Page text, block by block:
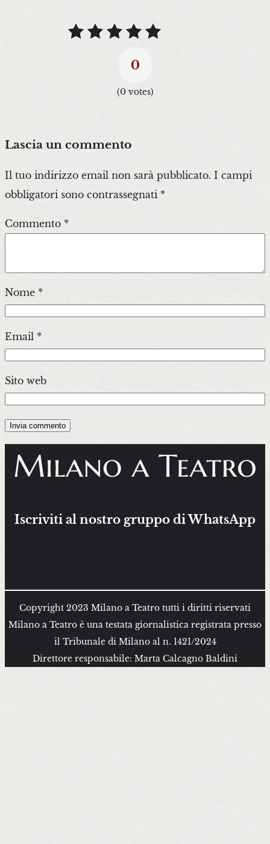
0
(0votes)
Lascia un commento
Il tuo indirizzo email non sarà pubblicato. I campi
obbligatori sono contrassegnati *
Commento *
Nome *
Email *
Sito web
Iscriviti al nostro gruppo di WhatsApp
Copyright 2023 Milano a Teatro tutti i diritti riservati
Milano a Teatro è una testata giornalistica registrata presso
il Tribunale di Milano al n. 1421/2024
Direttore responsabile: Marta Calcagno Baldini